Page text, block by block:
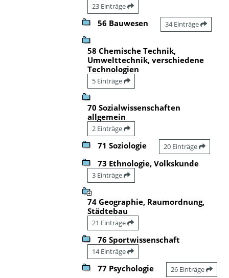
23 Einträge
56 Bauwesen 34 Einträge
58 Chemische Technik,
Umwelttechnik, verschiedene
Technologien
5 Einträge
70 Sozialwissenschaften
allgemein
2 Einträge
71 Soziologie 20 Einträge
73 Ethnologie, Volkskunde
3 Einträge
74 Geographie, Raumordnung,
Städtebau
21 Einträge
76 Sportwissenschaft
14 Einträge
77 Psychologie 26 Einträge